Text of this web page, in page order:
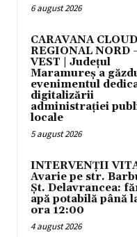
6 august 2026
CARAVANA CLOUD
REGIONAL NORD
VEST | Județul
Maramureș a
evenimentul
digitalizării
administrației
locale
5 august 2026
INTERVENȚII
Avarie pe str.
Șt. Delavrancea:
apă potabilă până
ora 12:00
4 august 2026